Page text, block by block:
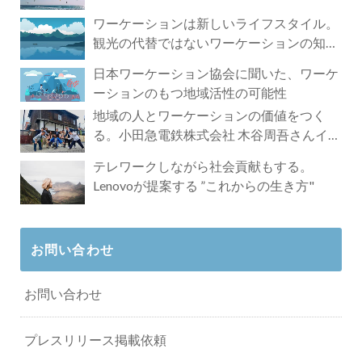
ワーケーションは新しいライフスタイル。
観光の代替ではないワーケーションの知ら
日本ワーケーション協会に聞いた、ワーケ
ーションのもつ地域活性の可能性
地域の人とワーケーションの価値をつく
る。小田急電鉄株式会社 木谷周吾さんイン
テレワークしながら社会貢献もする。
Lenovoが提案する ”これからの生き方"
お問い合わせ
お問い合わせ
プレスリリース掲載依頼